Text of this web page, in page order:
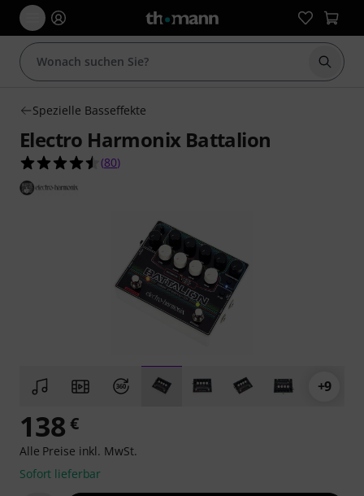
Suche
Spezielle Basseffekte
Electro Harmonix Battalion
4.5 von 5 Sternen aus 80 Kundenbewertungen
(80)
+9
138 €
Alle Preise inkl. MwSt.
Sofort lieferbar